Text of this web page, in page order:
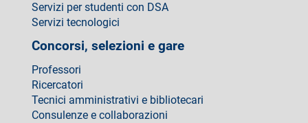
Servizi per studenti con DSA
Servizi tecnologici
Concorsi, selezioni e gare
Professori
Ricercatori
Tecnici amministrativi e bibliotecari
Consulenze e collaborazioni